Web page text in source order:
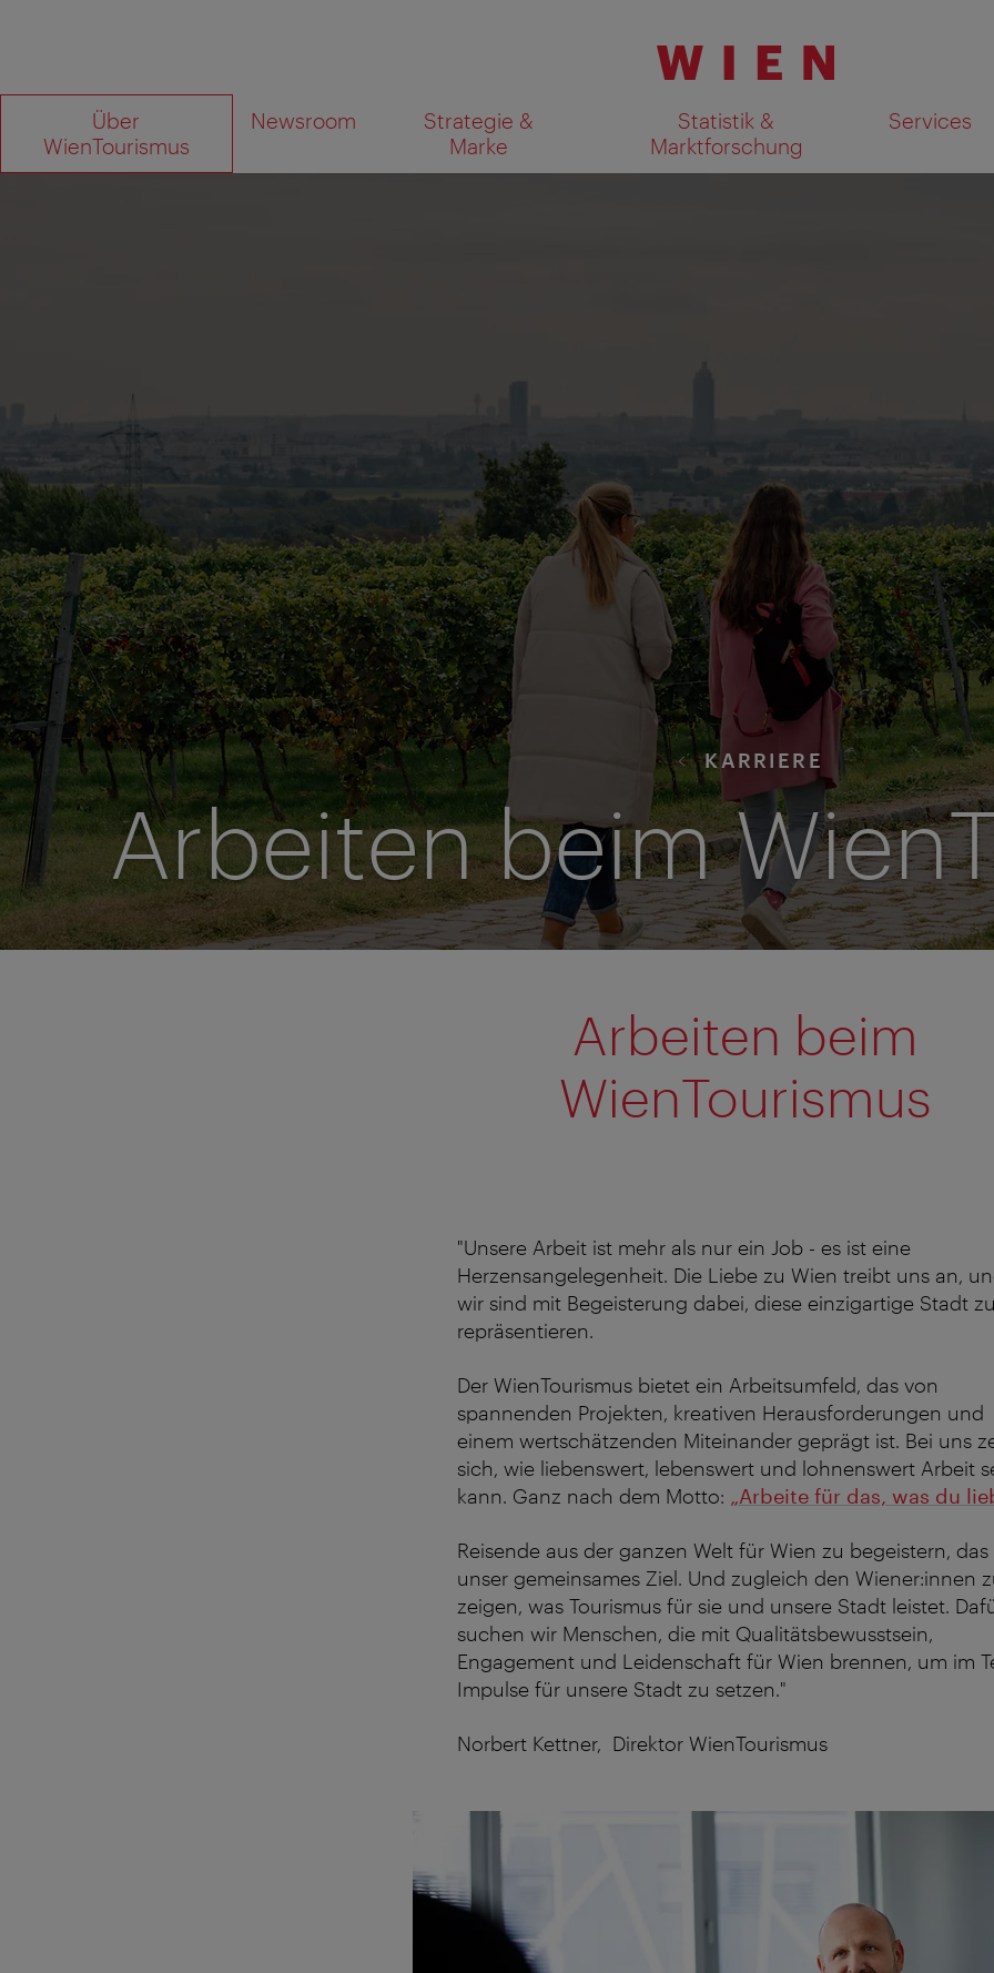
Zur
Navigation
Zum
Über
WienTourismus
Newsroom
Strategie &
Marke
Statistik &
Marktforschung
Services
Wonach
Sie?
KARRIERE
Arbeiten beim
Arbeiten beim
WienTourismus
"Unsere Arbeit ist mehr als nur ein Job - es ist eine
Herzensangelegenheit. Die Liebe zu Wien treibt uns an,
wir sind mit Begeisterung dabei, diese einzigartige Stadt zu
repräsentieren.
Der WienTourismus bietet ein Arbeitsumfeld, das von
spannenden Projekten, kreativen Herausforderungen und
einem wertschätzenden Miteinander geprägt ist. Bei uns
sich, wie liebenswert, lebenswert und lohnenswert Arbeit
kann. Ganz nach dem Motto: „Arbeite für das, was du
Reisende aus der ganzen Welt für Wien zu begeistern, das
unser gemeinsames Ziel. Und zugleich den Wiener:innen
zeigen, was Tourismus für sie und unsere Stadt leistet.
suchen wir Menschen, die mit Qualitätsbewusstsein,
Engagement und Leidenschaft für Wien brennen, um im
Impulse für unsere Stadt zu setzen."
Norbert Kettner, Direktor WienTourismus